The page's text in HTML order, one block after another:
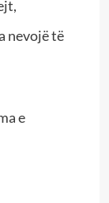
nevojë të
e